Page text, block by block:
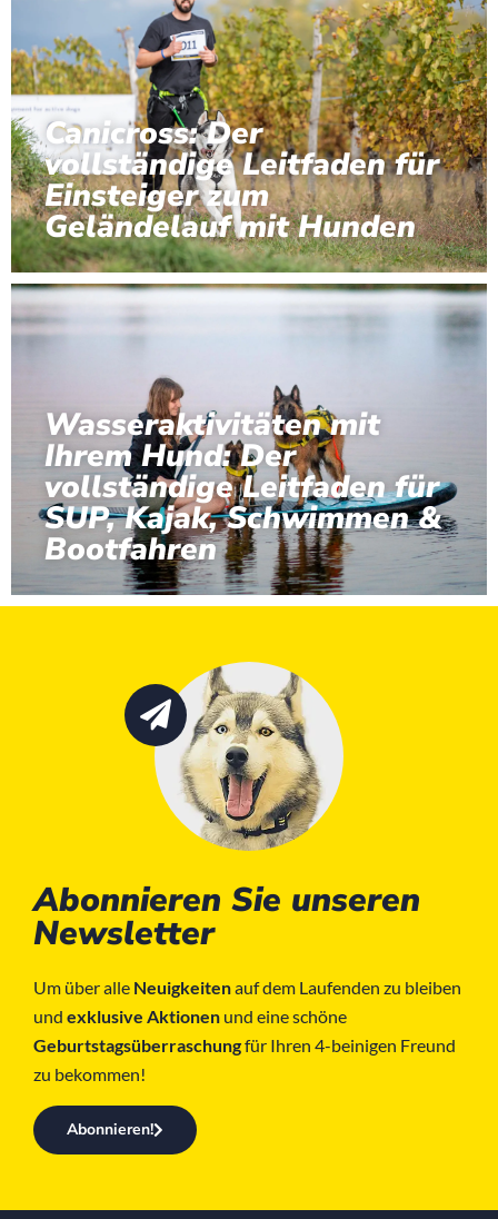
Canicross: Der
vollständige Leitfaden für
Einsteiger zum
Geländelauf mit Hunden
Wasseraktivitäten mit
Ihrem Hund: Der
vollständige Leitfaden für
SUP, Kajak, Schwimmen &
Bootfahren
Abonnieren Sie unseren
Newsletter
Um über alle Neuigkeitenauf dem Laufenden zu bleiben
und exklusive Aktionen und eine schöne
Geburtstagsüberraschungfür Ihren 4-beinigen Freund
zu bekommen!
Abonnieren!